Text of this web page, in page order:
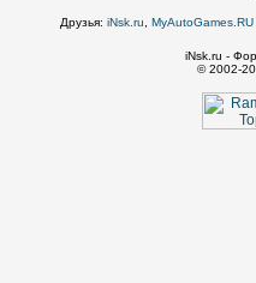
Друзья: iNsk.ru
iNsk.ru -
© 2002-